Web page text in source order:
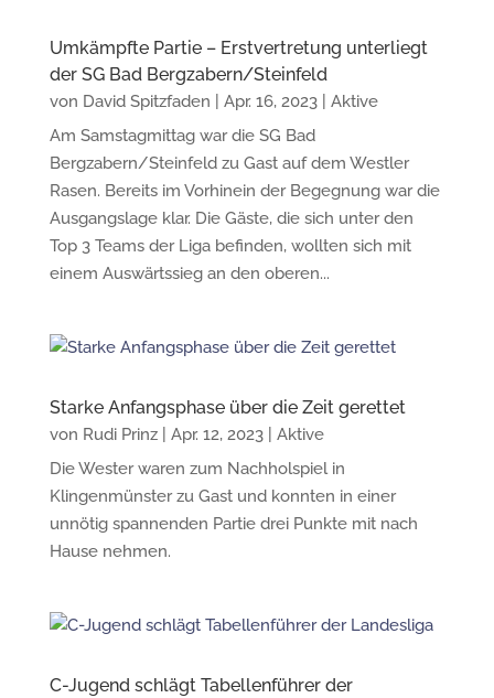
Umkämpfte Partie – Erstvertretung unterliegt
der SG Bad Bergzabern/Steinfeld
von David Spitzfaden Apr. 16, 2023| Aktive
Am Samstagmittag war die SG Bad
Bergzabern/Steinfeld zu Gast auf dem Westler
Rasen. Bereits im Vorhinein der Begegnung war die
Ausgangslage klar. Die Gäste, die sich unter den
Top 3 Teams der Liga befinden, wollten sich mit
einem Auswärtssieg an den oberen...
Starke Anfangsphase über die Zeit gerettet
von Rudi Prinz| Apr. 12, 2023| Aktive
Die Wester waren zum Nachholspiel in
Klingenmünster zu Gast und konnten in einer
unnötig spannenden Partie drei Punkte mit nach
Hause nehmen.
C-Jugend schlägt Tabellenführer der